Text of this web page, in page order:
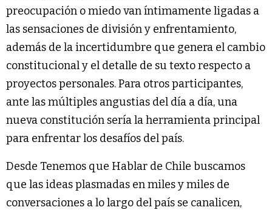
preocupación o miedo van íntimamente ligadas a
las sensaciones de división y enfrentamiento,
además de la incertidumbre que genera el cambio
constitucional y el detalle de su texto respecto a
proyectos personales. Para otros participantes,
ante las múltiples angustias del día a día, una
nueva constitución sería la herramienta principal
para enfrentar los desafíos del país.
Desde Tenemos que Hablar de Chile buscamos
que las ideas plasmadas en miles y miles de
conversaciones a lo largo del país se canalicen,